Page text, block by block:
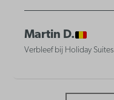
Martin D.
Verbleef bij Holiday